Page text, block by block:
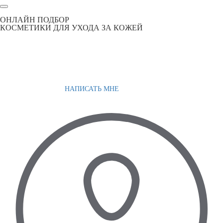
ОНЛАЙН ПОДБОР
КОСМЕТИКИ ДЛЯ УХОДА ЗА КОЖЕЙ
НАПИСАТЬ МНЕ